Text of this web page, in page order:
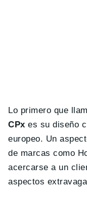
Lo primero que
CPx es su diseño
europeo. Un
de marcas como
acercarse a un
aspectos